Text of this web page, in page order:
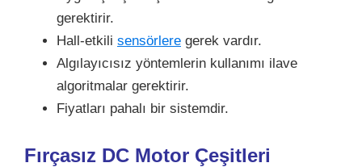
gerektirir.
Hall-etkili sensörlere gerek vardır.
Algılayıcısız yöntemlerin kullanımı ilave
algoritmalar gerektirir.
Fiyatları pahalı bir sistemdir.
Fırçasız DC Motor Çeşitleri